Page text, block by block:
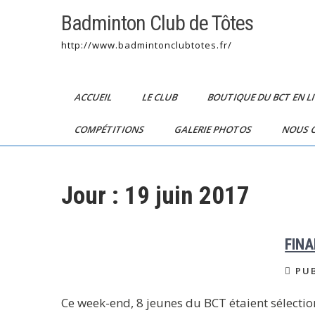
Badminton Club de Tôtes
http://www.badmintonclubtotes.fr/
ACCUEIL LE CLUB BOUTIQUE DU BCT EN
COMPÉTITIONS GALERIE PHOTOS NOUS
Jour : 19 juin 2017
Ce week-end, 8 jeunes du BCT étaient